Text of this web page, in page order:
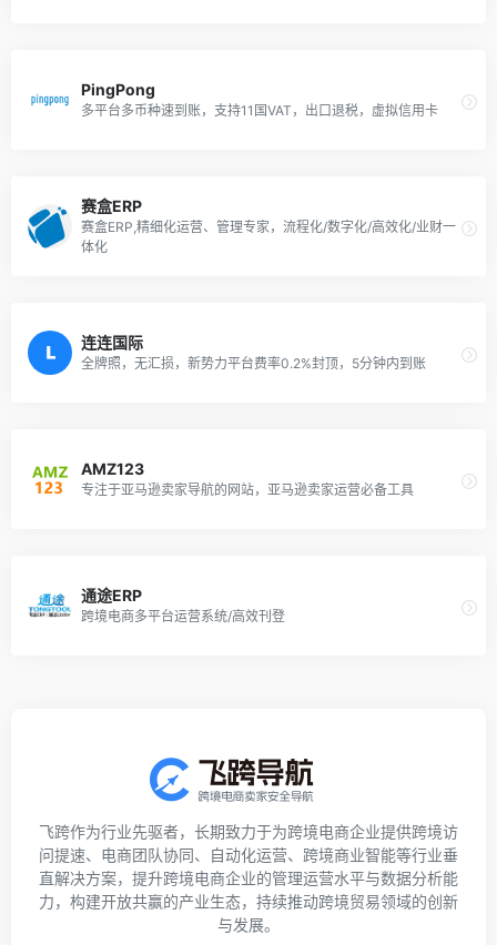
PingPong
多平台多币种速到账，支持11国VAT，出口退税，虚拟信用卡
赛盒ERP
赛盒ERP,精细化运营、管理专家，流程化/数字化/高效化/业财一
体化
连连国际
全牌照，无汇损，新势力平台费率0.2%封顶，5分钟内到账
AMZ123
专注于亚马逊卖家导航的网站，亚马逊卖家运营必备工具
通途ERP
跨境电商多平台运营系统/高效刊登
飞跨作为行业先驱者，长期致力于为跨境电商企业提供跨境访
问提速、电商团队协同、自动化运营、跨境商业智能等行业垂
直解决方案，提升跨境电商企业的管理运营水平与数据分析能
力，构建开放共赢的产业生态，持续推动跨境贸易领域的创新
与发展。